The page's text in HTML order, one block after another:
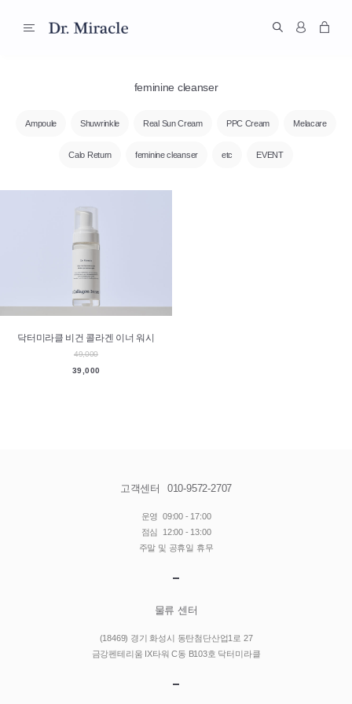
feminine cleanser
Ampoule Shuwrinkle Real Sun Cream PPC Cream Melacare
Calo Return feminine cleanser etc EVENT
닥터미라클 비건 콜라겐 이너 워시
49,000
39,000
고객센터 010-9572-2707
운영 09:00 - 17:00
점심
12:00 - 13:00
주말 및 공휴일 휴무
물류 센터
(18469) 경기 화성시 동탄첨단산업1로 27
금강펜테리움 IX타워 C동 B103호 닥터미라클